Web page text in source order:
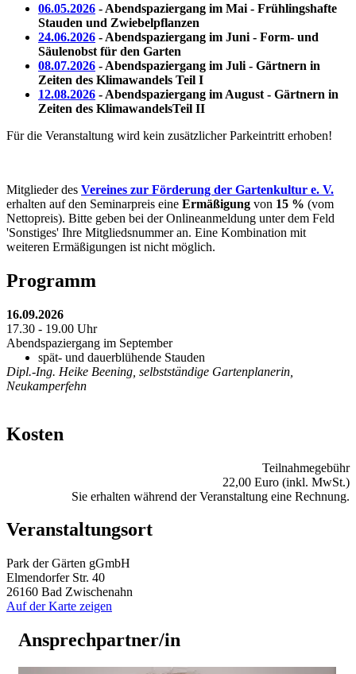
06.05.2026 - Abendspaziergang im Mai - Frühlingshafte
Stauden und Zwiebelpflanzen
24.06.2026 - Abendspaziergang im Juni - Form- und
Säulenobst für den Garten
08.07.2026 - Abendspaziergang im Juli - Gärtnern in
Zeiten des Klimawandels Teil I
12.08.2026 - Abendspaziergang im August - Gärtnern in
Zeiten des KlimawandelsTeil II
Für die Veranstaltung wird kein zusätzlicher Parkeintritt erhoben!
Mitglieder des Vereines zur Förderung der Gartenkultur e. V.
erhalten auf den Seminarpreis eine Ermäßigung von 15 % (vom
Nettopreis). Bitte geben bei der Onlineanmeldung unter dem Feld
'Sonstiges' Ihre Mitgliedsnummer an. Eine Kombination mit
weiteren Ermäßigungen ist nicht möglich.
Programm
16.09.2026
17.30 - 19.00 Uhr
Abendspaziergang im September
spät- und dauerblühende Stauden
Dipl.-Ing. Heike Beening, selbstständige Gartenplanerin,
Neukamperfehn
Kosten
Teilnahmegebühr
22,00 Euro (inkl. MwSt.)
Sie erhalten während der Veranstaltung eine Rechnung.
Veranstaltungsort
Park der Gärten gGmbH
Elmendorfer Str. 40
26160 Bad Zwischenahn
Auf der Karte zeigen
Ansprechpartner/in